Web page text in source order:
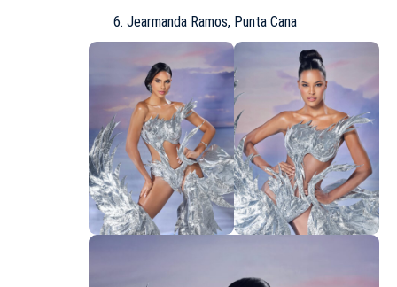
Jearmanda Ramos, Punta Cana